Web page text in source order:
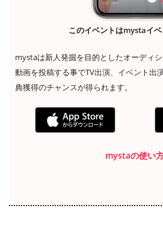
このイベントはmystaイベ
mystaは新人発掘を目的としたオーディシ
動画を投稿する事でTV出演、イベント出
典獲得のチャンスが得られます。
mystaの使い